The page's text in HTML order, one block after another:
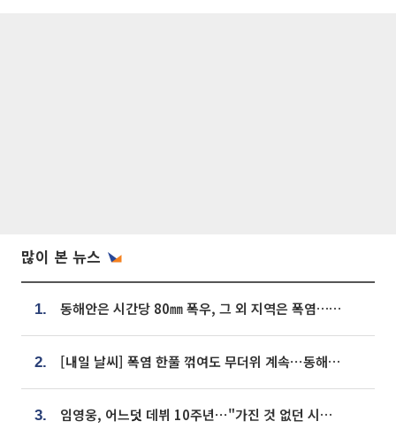
많이 본 뉴스
1. 동해안은 시간당 80㎜ 폭우, 그 외 지역은 폭염…‘극과 극 날씨’
2. [내일 날씨] 폭염 한풀 꺾여도 무더위 계속⋯동해안 이틀 연속 비
3. 임영웅, 어느덧 데뷔 10주년⋯"가진 것 없던 시절, 내 앞엔 20명의 팬뿐"